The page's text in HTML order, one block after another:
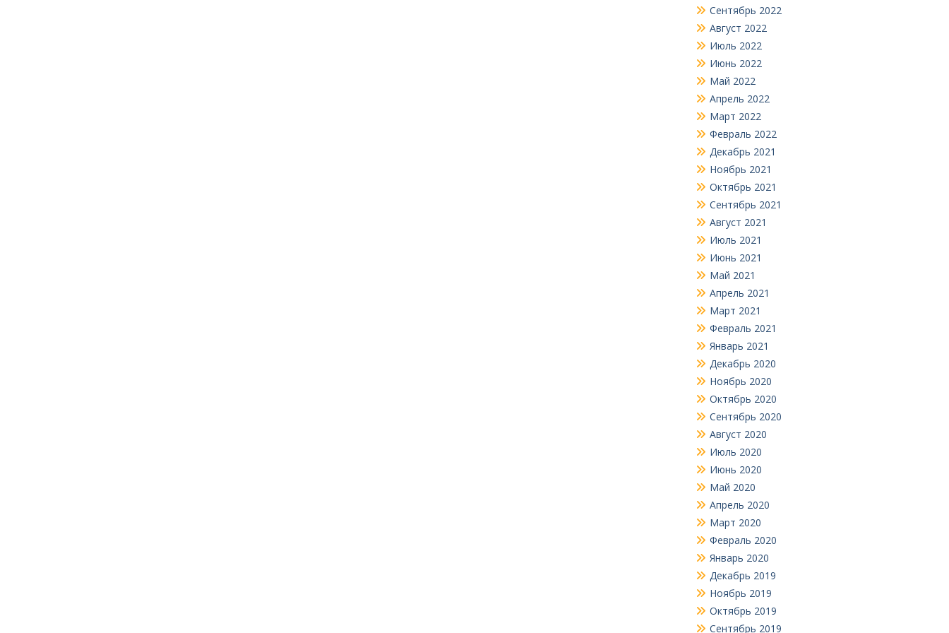
Сентябрь 2022
Август 2022
Июль 2022
Июнь 2022
Май 2022
Апрель 2022
Март 2022
Февраль 2022
Декабрь 2021
Ноябрь 2021
Октябрь 2021
Сентябрь 2021
Август 2021
Июль 2021
Июнь 2021
Май 2021
Апрель 2021
Март 2021
Февраль 2021
Январь 2021
Декабрь 2020
Ноябрь 2020
Октябрь 2020
Сентябрь 2020
Август 2020
Июль 2020
Июнь 2020
Май 2020
Апрель 2020
Март 2020
Февраль 2020
Январь 2020
Декабрь 2019
Ноябрь 2019
Октябрь 2019
Сентябрь 2019